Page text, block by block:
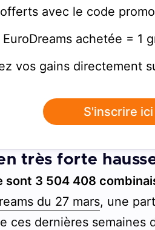
avec le code promo
EuroDreams achetée = 1
vos gains directement
S'inscrire ici
très forte
sont 3 504 408
du 27 mars, une
ces dernières semaines